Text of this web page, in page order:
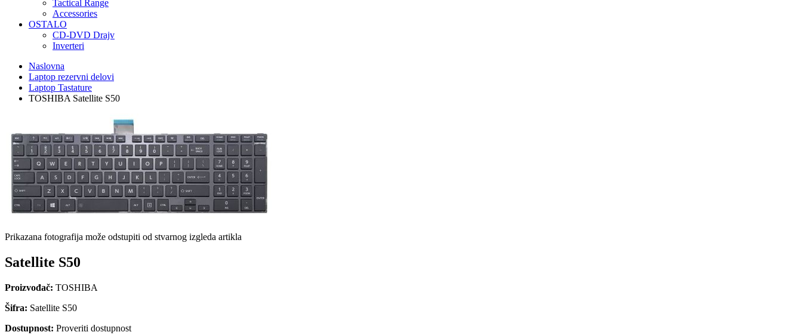
Tactical Range
Accessories
OSTALO
CD-DVD Drajv
Inverteri
Naslovna
Laptop rezervni delovi
Laptop Tastature
TOSHIBA Satellite S50
Prikazana fotografija može odstupiti od stvarnog izgleda artikla
Satellite S50
Proizvođač: TOSHIBA
Šifra: Satellite S50
Dostupnost: Proveriti dostupnost